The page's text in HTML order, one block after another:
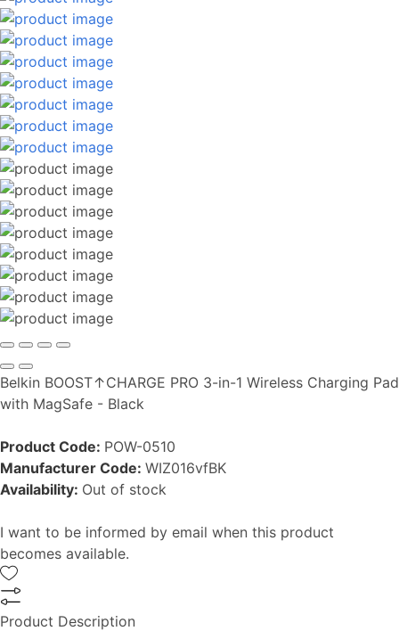
Belkin BOOST↑CHARGE PRO 3-in-1 Wireless Charging Pad
with MagSafe - Black
Product Code: POW-0510
Manufacturer Code: WIZ016vfBK
Availability: Out of stock
I want to be informed by email when this product
becomes available.
Product Description